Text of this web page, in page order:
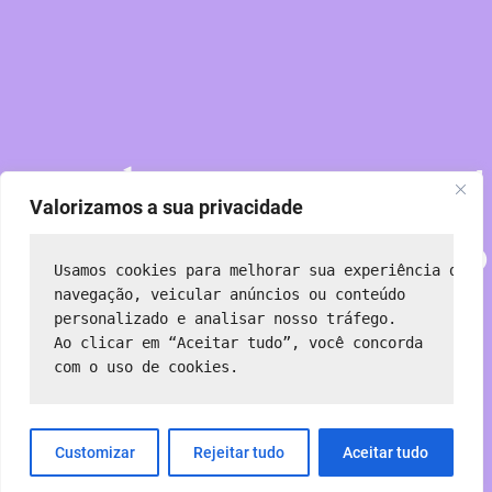
Valorizamos a sua privacidade
Usamos cookies para melhorar sua experiência de
navegação, veicular anúncios ou conteúdo
personalizado e analisar nosso tráfego.
Ao clicar em “Aceitar tudo”, você concorda
com o uso de cookies.
Customizar Rejeitar tudo Aceitar tudo
Perdoe nossa poeira!
Estamos trabalhando
em algo incrível —
volte em breve!